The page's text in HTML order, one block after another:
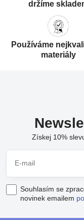
držíme
Používáme
materiály
Získej 10%
Souhlasím se
novinek emailem